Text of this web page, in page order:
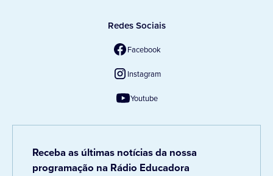
Redes Sociais
Facebook
Instagram
Youtube
Receba as últimas notícias da nossa
programação na Rádio Educadora